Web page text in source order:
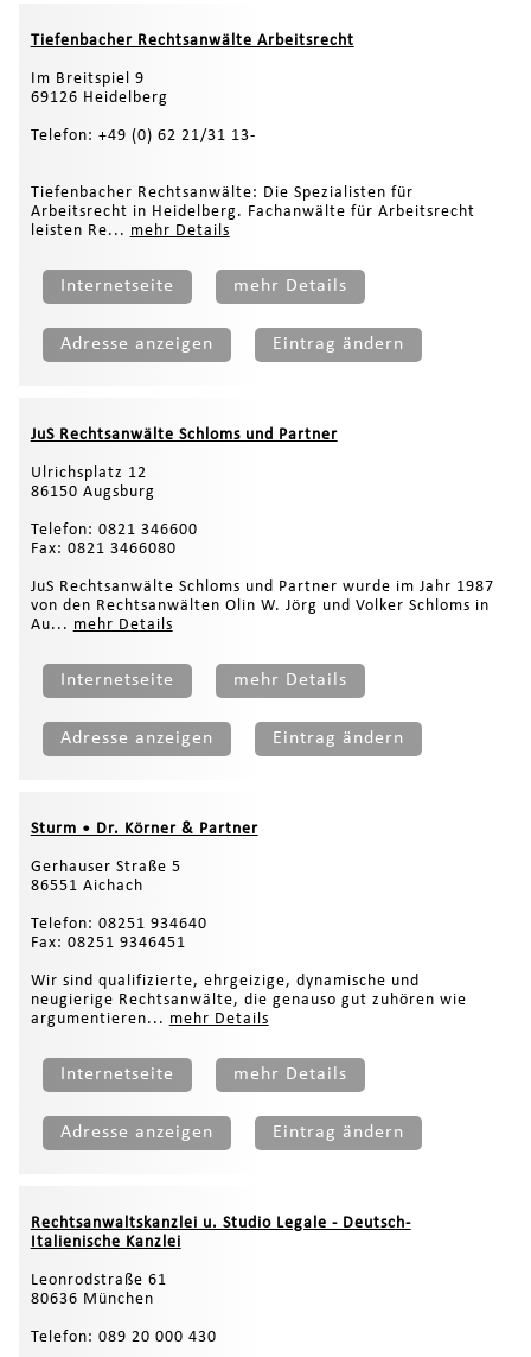
Tiefenbacher Rechtsanwälte Arbeitsrecht
Im Breitspiel 9
69126 Heidelberg
Telefon: +49 (0) 62 21/31 13-
Tiefenbacher Rechtsanwälte: Die Spezialisten für
Arbeitsrecht in Heidelberg. Fachanwälte für Arbeitsrecht
leisten Re... mehr Details
Internetseite mehr Details
Adresse anzeigen Eintrag ändern
JuS Rechtsanwälte Schloms und Partner
Ulrichsplatz 12
86150 Augsburg
Telefon: 0821 346600
Fax: 0821 3466080
JuS Rechtsanwälte Schloms und Partner wurde im Jahr 1987
von den Rechtsanwälten Olin W. Jörg und Volker Schloms in
Au... mehr Details
Internetseite mehr Details
Adresse anzeigen Eintrag ändern
Sturm • Dr. Körner & Partner
Gerhauser Straße 5
86551 Aichach
Telefon: 08251 934640
Fax: 08251 9346451
Wir sind qualifizierte, ehrgeizige, dynamische und
neugierige Rechtsanwälte, die genauso gut zuhören wie
argumentieren... mehr Details
Internetseite mehr Details
Adresse anzeigen Eintrag ändern
Rechtsanwaltskanzlei u. Studio Legale - Deutsch-
Italienische Kanzlei
Leonrodstraße 61
80636 München
Telefon: 089 20 000 430